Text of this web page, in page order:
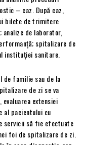
– caz. După caz,
bilete de trimitere
de laborator,
spitalizare de
instituției sanitare.
de familie sau de la
de zi se va
extensiei
al pacientului cu
servicii să fie efectuate
foi de spitalizare de zi.